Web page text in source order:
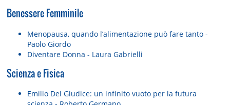
Benessere Femminile
Menopausa, quando l’alimentazione può fare tanto -
Paolo Giordo
Diventare Donna - Laura Gabrielli
Scienza e Fisica
Emilio Del Giudice: un infinito vuoto per la futura